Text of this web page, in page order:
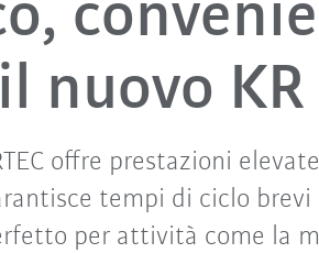
KR
offre prestazioni
tempi di ciclo brevi
per attività come la